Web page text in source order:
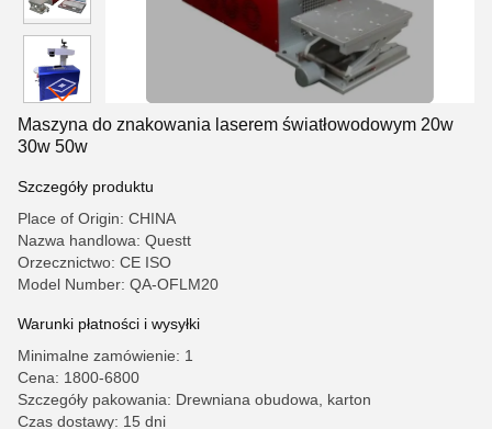
Maszyna do znakowania laserem światłowodowym 20w
30w 50w
Szczegóły produktu
Place of Origin: CHINA
Nazwa handlowa: Questt
Orzecznictwo: CE ISO
Model Number: QA-OFLM20
Warunki płatności i wysyłki
Minimalne zamówienie: 1
Cena: 1800-6800
Szczegóły pakowania: Drewniana obudowa, karton
Czas dostawy: 15 dni